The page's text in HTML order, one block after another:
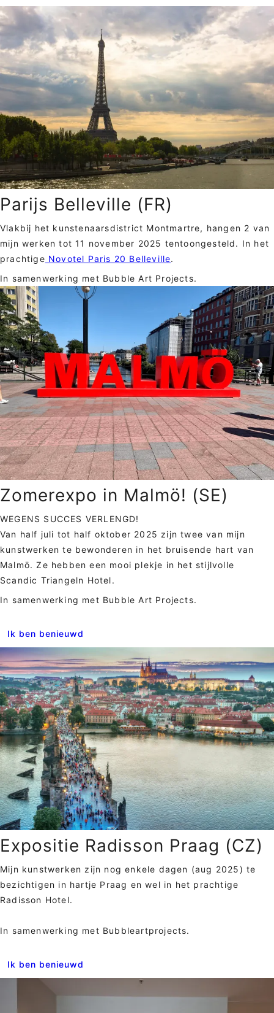
Parijs Belleville (FR)
Vlakbij het kunstenaarsdistrict Montmartre, hangen 2 van
mijn werken tot 11 november 2025 tentoongesteld. In het
prachtige Novotel Paris 20 Belleville.
In samenwerking met Bubble Art Projects.
Zomerexpo in Malmö! (SE)
WEGENS SUCCES VERLENGD!
Van half juli tot half oktober 2025 zijn twee van mijn
kunstwerken te bewonderen in het bruisende hart van
Malmö. Ze hebben een mooi plekje in het stijlvolle
Scandic Triangeln Hotel.
In samenwerking met Bubble Art Projects.
Ik ben benieuwd
Expositie Radisson Praag (CZ)
Mijn kunstwerken zijn nog enkele dagen (aug 2025) te
bezichtigen in hartje Praag en wel in het prachtige
Radisson Hotel.
In samenwerking met Bubbleartprojects.
Ik ben benieuwd